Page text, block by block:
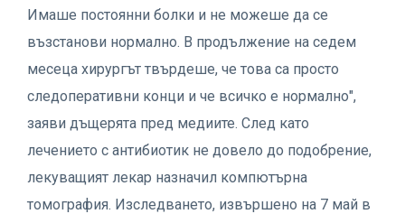
Имаше постоянни болки и не можеше да се
възстанови нормално. В продължение на седем
месеца хирургът твърдеше, че това са просто
следоперативни конци и че всичко е нормално",
заяви дъщерята пред медиите. След като
лечението с антибиотик не довело до подобрение,
лекуващият лекар назначил компютърна
томография. Изследването, извършено на 7 май в